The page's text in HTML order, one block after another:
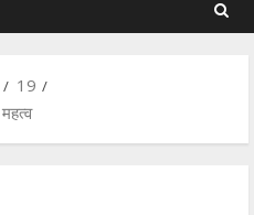
19